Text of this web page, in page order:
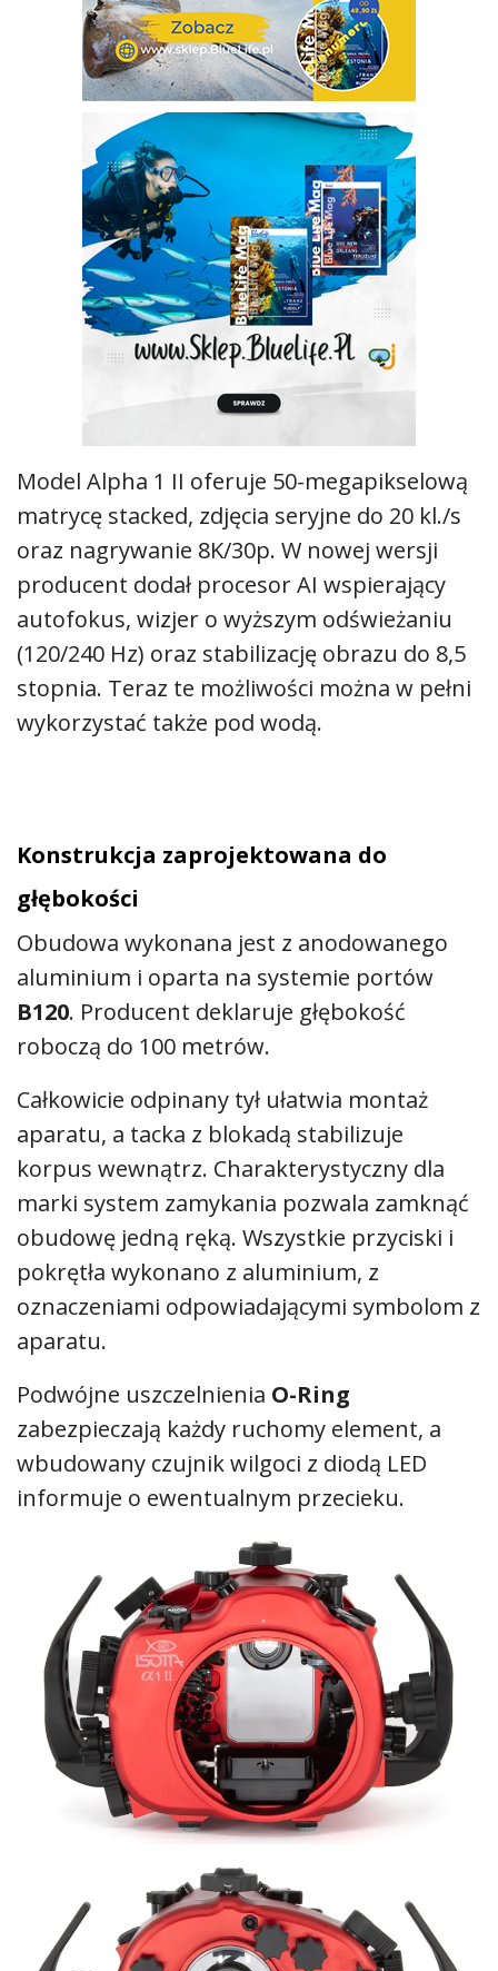
Model Alpha 1 II oferuje 50-megapikselową
matrycę stacked, zdjęcia seryjne do 20 kl./s
oraz nagrywanie 8K/30p. W nowej wersji
producent dodał procesor AI wspierający
autofokus, wizjer o wyższym odświeżaniu
(120/240 Hz) oraz stabilizację obrazu do 8,5
stopnia. Teraz te możliwości można w pełni
wykorzystać także pod wodą.
Konstrukcja zaprojektowana do
głębokości
Obudowa wykonana jest z anodowanego
aluminium i oparta na systemie portów
B120. Producent deklaruje głębokość
roboczą do 100 metrów.
Całkowicie odpinany tył ułatwia montaż
aparatu, a tacka z blokadą stabilizuje
korpus wewnątrz. Charakterystyczny dla
marki system zamykania pozwala zamknąć
obudowę jedną ręką. Wszystkie przyciski i
pokrętła wykonano z aluminium, z
oznaczeniami odpowiadającymi symbolom z
aparatu.
Podwójne uszczelnienia O-Ring
zabezpieczają każdy ruchomy element, a
wbudowany czujnik wilgoci z diodą LED
informuje o ewentualnym przecieku.